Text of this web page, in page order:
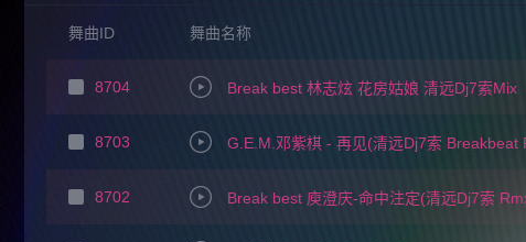
舞曲ID 舞曲名称
8704 Break best 林志炫 花房姑娘 清远Dj7索Mix
8703 G.E.M.邓紫棋 - 再见(清远Dj7索 Breakbeat
8702 Break best 庾澄庆-命中注定(清远Dj7索